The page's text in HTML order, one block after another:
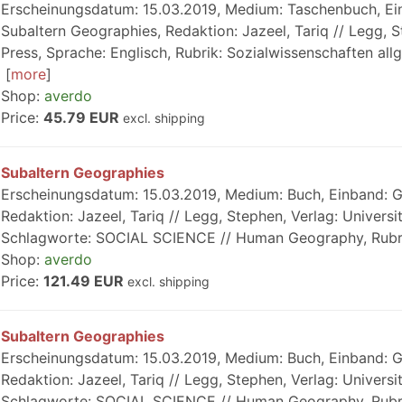
Erscheinungsdatum: 15.03.2019, Medium: Taschenbuch,
Subaltern Geographies, Redaktion: Jazeel, Tariq // Legg,
Press, Sprache: Englisch, Rubrik: Sozialwissenschaften
more
Shop: averdo
Price: 45.79 EUR excl. shipping
Subaltern Geographies
Erscheinungsdatum: 15.03.2019, Medium: Buch, Einband:
Redaktion: Jazeel, Tariq // Legg, Stephen, Verlag:
Schlagworte: SOCIAL SCIENCE // Human Geography,
Shop: averdo
Price: 121.49 EUR excl. shipping
Subaltern Geographies
Erscheinungsdatum: 15.03.2019, Medium: Buch, Einband:
Redaktion: Jazeel, Tariq // Legg, Stephen, Verlag: